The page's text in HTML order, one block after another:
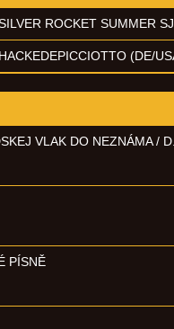
ROCKET SUMMER
HACKEDEPICCIOTTO (DE/
VLAK DO NEZNÁMA /
PÍSNĚ